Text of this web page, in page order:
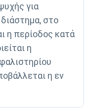
για
στο
η περίοδος κατά
η
η εν